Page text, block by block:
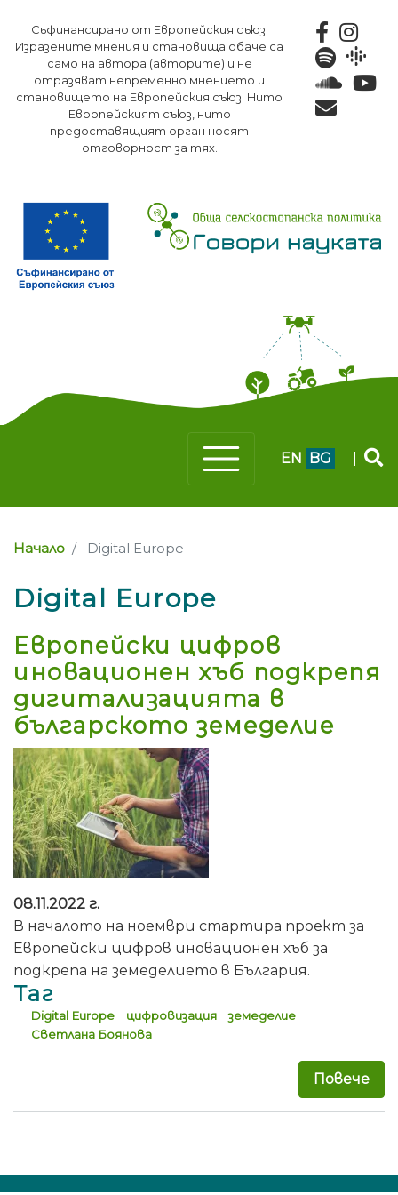
към
основното
съдържание
Съфинансирано от Европейския съюз.
Изразените мнения и становища обаче са
само на автора (авторите) и не
отразяват непременно мнението и
становището на Европейския съюз. Нито
Европейският съюз, нито
предоставящият орган носят
отговорност за тях.
EN BG
Начало Digital Еurope
Digital Еurope
Европейски цифров
иновационен хъб подкрепя
дигитализацията в
българското земеделие
08.11.2022 г.
В началото на ноември стартира проект за
Европейски цифров иновационен хъб за
подкрепа на земеделието в България.
Таг
Digital Еurope цифровизация
земеделие
Светлана Боянова
Повече